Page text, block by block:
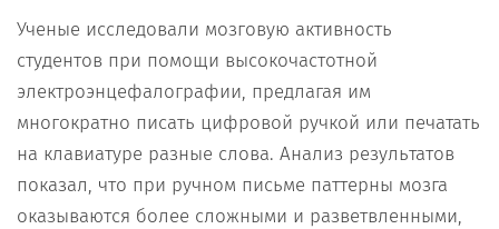
Ученые исследовали мозговую активность
студентов при помощи высокочастотной
электроэнцефалографии, предлагая им
многократно писать цифровой ручкой или печатать
на клавиатуре разные слова. Анализ результатов
показал, что при ручном письме паттерны мозга
оказываются более сложными и разветвленными,